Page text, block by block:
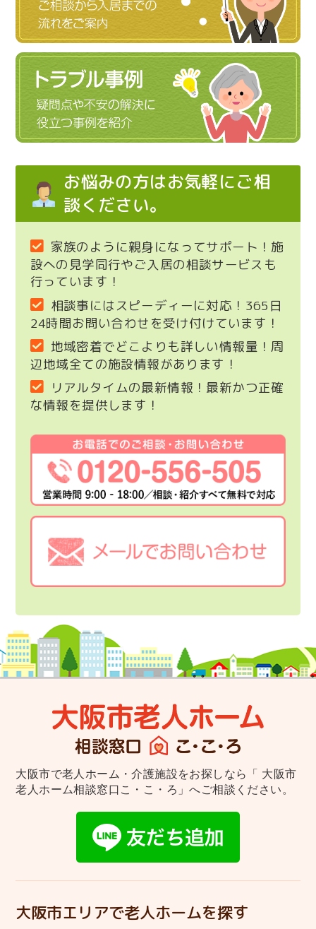
お悩みの方はお気軽にご相
談ください。
家族のように親身になってサポート！施
設への見学同行やご入居の相談サービスも
行っています！
相談事にはスピーディーに対応！365日
24時間お問い合わせを受け付けています！
地域密着でどこよりも詳しい情報量！周
辺地域全ての施設情報があります！
リアルタイムの最新情報！最新かつ正確
な情報を提供します！
大阪市で老人ホーム・介護施設をお探しなら
「 大阪市
老人ホーム相談窓口こ・こ・ろ」へご相談ください。
大阪市エリアで老人ホームを探す